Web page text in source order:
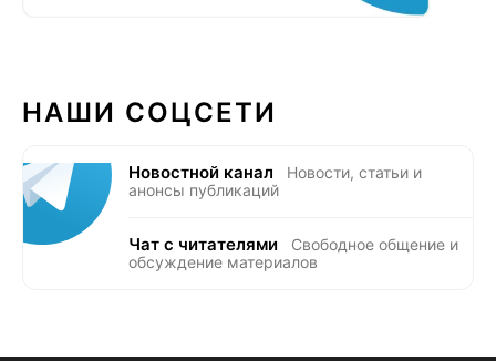
НАШИ СОЦСЕТИ
Новостной канал
Новости, статьи и
анонсы публикаций
Чат с читателями
Свободное общение и
обсуждение материалов